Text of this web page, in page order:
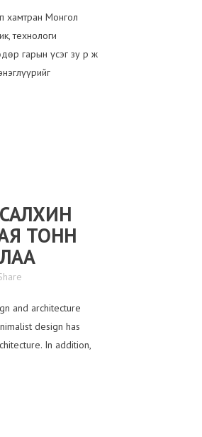
хамтран Монгол
технологи
гарын үсэг зу р ж
ТОНН
and architecture
design has
In addition,